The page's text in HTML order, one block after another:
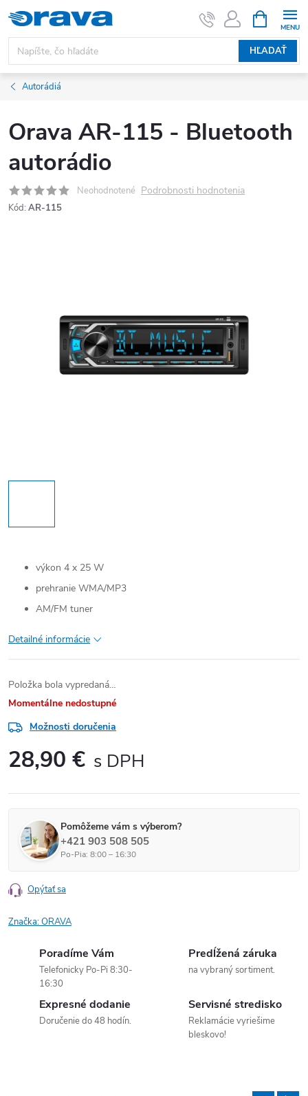
Prejsť na obsah
HĽADAŤ
Autorádiá
Orava AR-115 - Bluetooth
autorádio
Neohodnotené Podrobnosti hodnotenia
Kód: AR-115
výkon 4 x 25 W
prehranie WMA/MP3
AM/FM tuner
Detailné informácie
Položka bola vypredaná…
Momentálne nedostupné
Možnosti doručenia
28,90 €
Pomôžeme vám s výberom?
+421 903 508 505
Po-Pia: 8:00 – 16:30
Opýtať sa
Značka:ORAVA
Poradíme Vám
Telefonicky Po-Pi 8:30-
16:30
Predĺžená záruka
na vybraný sortiment.
Expresné dodanie
Doručenie do 48 hodín.
Servisné stredisko
Reklamácie vyriešime
bleskovo!